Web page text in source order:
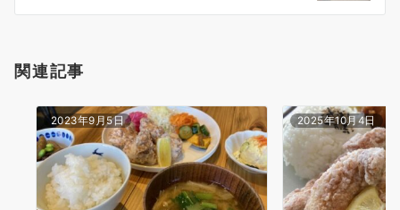
ン
関連記事
2023年9月5日 2025年10月4日